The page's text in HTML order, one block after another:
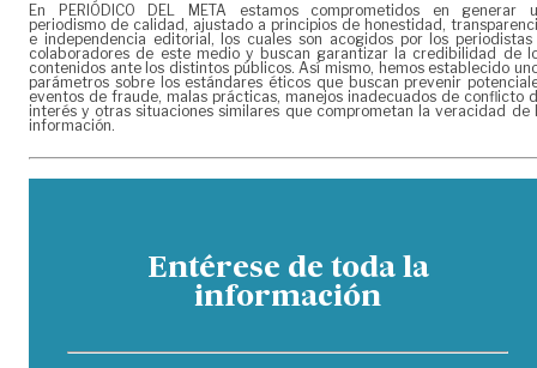
En PERIÓDICO DEL META estamos comprometidos en generar
periodismo de calidad, ajustado a principios de honestidad,
e independencia editorial, los cuales son acogidos por los periodistas
colaboradores de este medio y buscan garantizar la credibilidad de
contenidos ante los distintos públicos. Así mismo, hemos establecido
parámetros sobre los estándares éticos que buscan prevenir
eventos de fraude, malas prácticas, manejos inadecuados de conflicto
interés y otras situaciones similares que comprometan la veracidad de
información.
Entérese de toda la
información